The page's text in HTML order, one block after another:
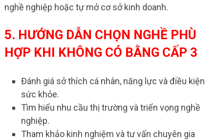
nghề nghiệp hoặc tự mở cơ sở kinh doanh.
5. HƯỚNG DẪN CHỌN NGHỀ PHÙ
HỢP KHI KHÔNG CÓ BẰNG CẤP 3
Đánh giá sở thích cá nhân, năng lực và điều kiện
sức khỏe.
Tìm hiểu nhu cầu thị trường và triển vọng nghề
nghiệp.
Tham khảo kinh nghiệm và tư vấn chuyên gia